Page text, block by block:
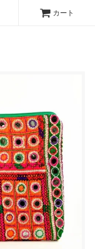
カート